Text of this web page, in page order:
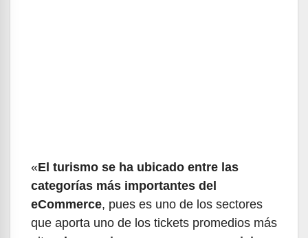
«El turismo se ha ubicado entre las
categorías más importantes del
eCommerce, pues es uno de los sectores
que aporta uno de los tickets promedios más